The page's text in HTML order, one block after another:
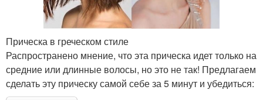
Прическа в греческом стиле
Распространено мнение, что эта прическа идет только на
средние или длинные волосы, но это не так! Предлагаем
сделать эту прическу самой себе за 5 минут и убедиться: